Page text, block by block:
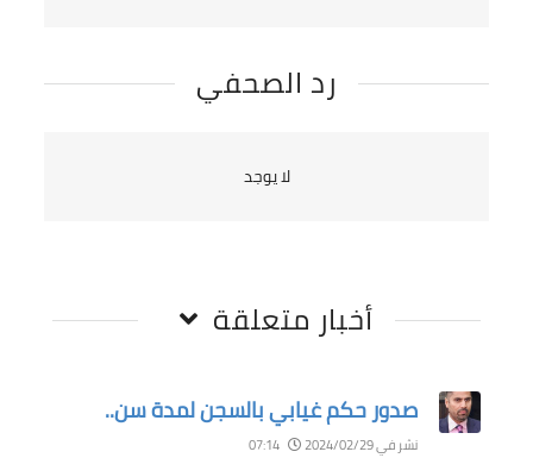
رد الصحفي
لا يوجد
أخبار متعلقة
صدور حكم غيابي بالسجن لمدة سن..
نشر في 2024/02/29